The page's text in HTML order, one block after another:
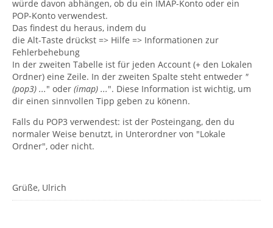
würde davon abhängen, ob du ein IMAP-Konto oder ein
POP-Konto verwendest.
Das findest du heraus, indem du
die Alt-Taste drückst => Hilfe => Informationen zur
Fehlerbehebung
In der zweiten Tabelle ist für jeden Account (+ den Lokalen
Ordner) eine Zeile. In der zweiten Spalte steht entweder "
(pop3) ..." oder (imap) ...". Diese Information ist wichtig, um
dir einen sinnvollen Tipp geben zu könenn.
Falls du POP3 verwendest: ist der Posteingang, den du
normaler Weise benutzt, in Unterordner von "Lokale
Ordner", oder nicht.
Grüße, Ulrich